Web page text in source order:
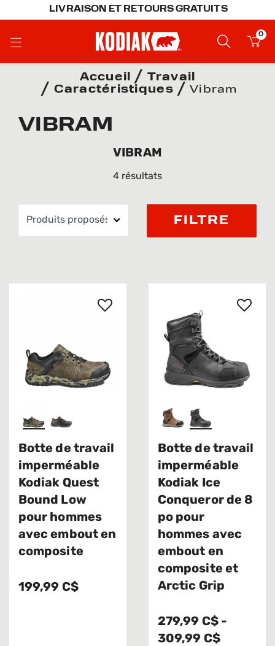
LIVRAISON ET RETOURS GRATUITS
0
Accueil
Travail
Caractéristiques
Vibram
VIBRAM
VIBRAM
4 résultats
FILTRE
Botte de travail
imperméable
Kodiak Quest
Bound Low
pour hommes
avec embout en
composite
199,99 C$
Botte de travail
imperméable
Kodiak Ice
Conqueror de 8
po pour
hommes avec
embout en
composite et
Arctic Grip
279,99 C$ -
309,99 C$